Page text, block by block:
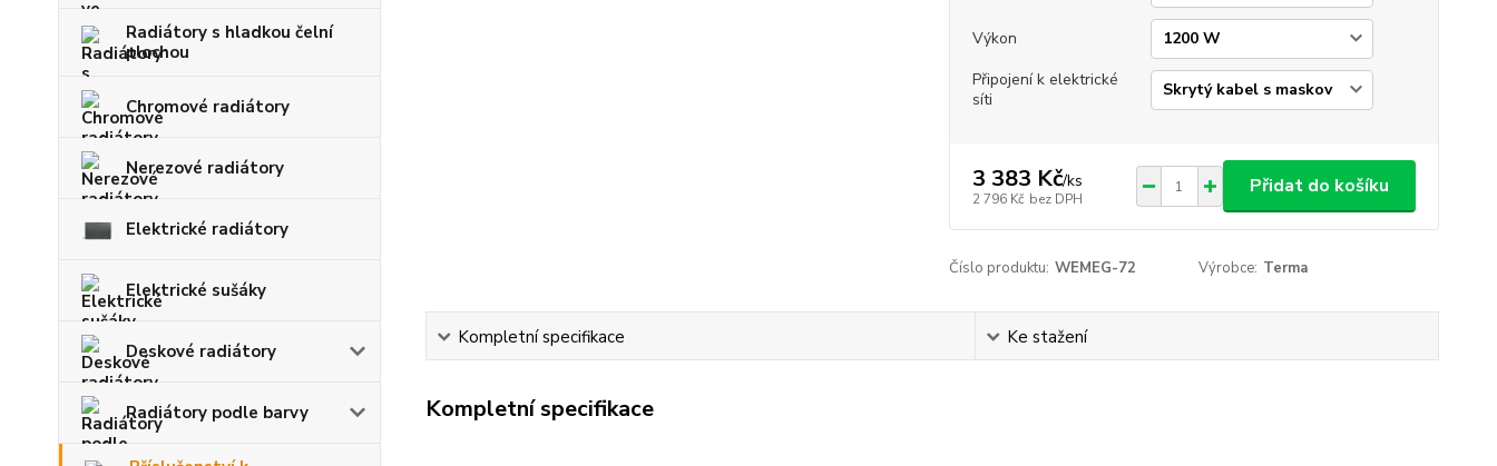
Radiátory s hladkou čelní
plochou
Chromové radiátory
Nerezové radiátory
Elektrické radiátory
Elektrické sušáky
Deskové radiátory
Radiátory podle barvy
Výkon
Připojení k elektrické
síti
3 383 Kč/ks
2 796 Kč bez DPH
Přidat do košíku
Číslo produktu: WEMEG-72 Výrobce: Terma
Kompletní specifikace Ke stažení
Kompletní specifikace